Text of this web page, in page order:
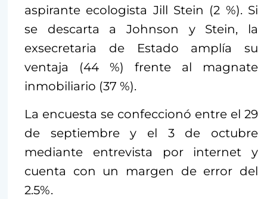
aspirante ecologista Jill Stein (2 %). Si
se descarta a Johnson y Stein, la
exsecretaria de Estado amplía su
ventaja (44 %) frente al magnate
inmobiliario (37 %).
La encuesta se confeccionó entre el 29
de septiembre y el 3 de octubre
mediante entrevista por internet y
cuenta con un margen de error del
2.5%.